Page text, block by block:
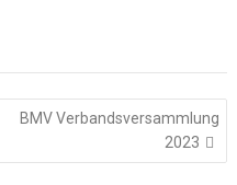
BMV Verbandsversammlung
2023